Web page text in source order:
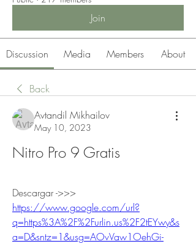
Join
Discussion Media Members About
Back
Avtandil Mikhailov
May 10, 2023
Nitro Pro 9 Gratis
https://www.google.com/url?
q=https%3A%2F%2Furlin.us%2F2tEYwy&s
a=D&sntz=1&usg=AOvVaw1OehGi-